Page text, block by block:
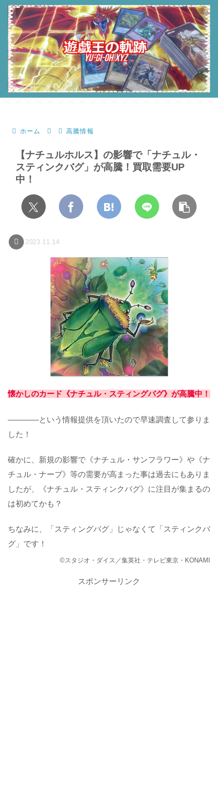
ホーム 高騰情報
【ナチュルホルス】の影響で「ナチュル・
スティンクバグ」が高騰！買取需要UP
中！
2023.11.14
懐かしのカード《ナチュル・スティングバグ》が高騰中！
――――という情報提供を頂いたので早速調査して参りま
した！
確かに、新規の影響で《ナチュル・サンフラワー》や《ナ
チュル・ナーブ》等の需要が高まった事は過去にもありま
したが、《ナチュル・スティンクバグ》に注目が集まるの
は初めてかも？
ちなみに、「スティングバグ」じゃなくて「スティンクバ
グ」です！
©スタジオ・ダイス／集英社・テレビ東京・KONAMI
スポンサーリンク